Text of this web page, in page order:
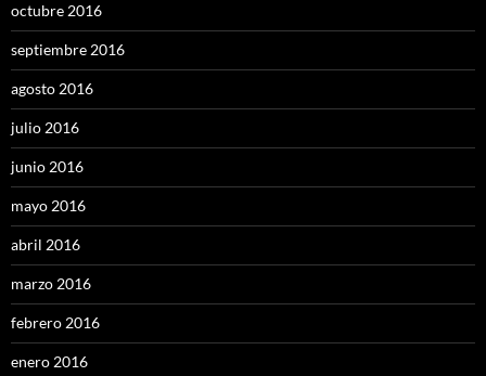
octubre 2016
septiembre 2016
agosto 2016
julio 2016
junio 2016
mayo 2016
abril 2016
marzo 2016
febrero 2016
enero 2016